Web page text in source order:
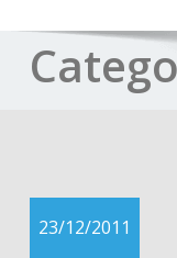
23/12/2011